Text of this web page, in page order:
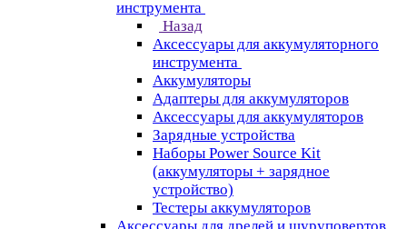
инструмента
Назад
Аксессуары для аккумуляторного
инструмента
Aккумуляторы
Адаптеры для аккумуляторов
Аксессуары для аккумуляторов
Зарядные устройства
Наборы Power Source Kit
(аккумуляторы + зарядное
устройство)
Тестеры аккумуляторов